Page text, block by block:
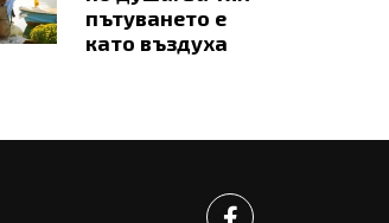
пътуването е
като въздуха